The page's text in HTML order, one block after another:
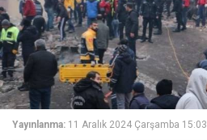
Yayınlanma: 11 Aralık 2024 Çarşamba 15:03